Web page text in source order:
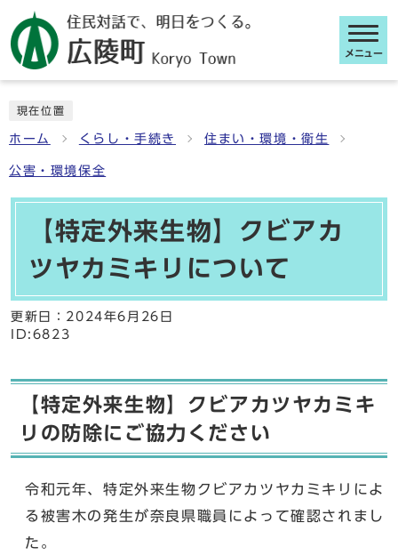
メニュー
現在位置
ホーム くらし・手続き 住まい・環境・衛生
公害・環境保全
【特定外来生物】クビアカ
ツヤカミキリについて
更新日： 2024年6月26日
ID:6823
【特定外来生物】クビアカツヤカミキ
リの防除にご協力ください
令和元年、特定外来生物クビアカツヤカミキリによ
る被害木の発生が奈良県職員によって確認されまし
た。